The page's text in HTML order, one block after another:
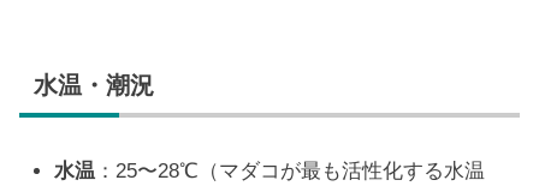
水温・潮況
水温 ：25〜28℃（マダコが最も活性化する水温